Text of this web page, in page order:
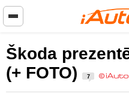
Škoda
(+ FOTO)
7